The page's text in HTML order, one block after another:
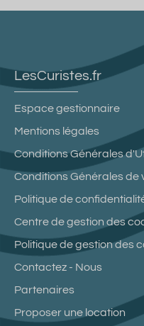
LesCuristes.fr
Espace gestionnaire
Mentions légales
Conditions Générales
Conditions Générales
Politique de
Centre de gestion des
Politique de gestion des
Contactez - Nous
Partenaires
Proposer une location